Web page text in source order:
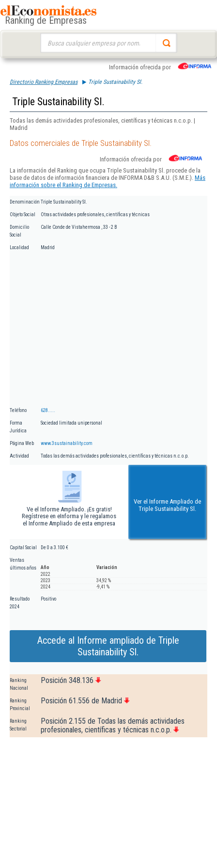
Ranking de Empresas
Información ofrecida por
Directorio Ranking Empresas Triple Sustainability Sl.
Triple Sustainability Sl.
Todas las demás actividades profesionales, científicas y técnicas n.c.o.p. |
Madrid
Datos comerciales de Triple Sustainability Sl.
Información ofrecida por
La información del Ranking que ocupa Triple Sustainability Sl. procede de la
base de datos de información financiera de INFORMA D&B S.A.U. (S.M.E.). Más
información sobre el Ranking de Empresas.
Denominación Triple Sustainability Sl.
Objeto Social Otras actividades profesionales, científicas y técnicas
Domicilio
Social
Calle Conde de Vistahermosa , 33 - 2 B
Localidad Madrid
Teléfono 628.....
Forma
Jurídica
Sociedad limitada unipersonal
Página Web www.3sustainability.com
Actividad Todas las demás actividades profesionales, científicas y técnicas n.c.o.p.
Ve el Informe Ampliado. ¡Es gratis!
Regístrese en eInforma y le regalamos
el Informe Ampliado de esta empresa
Ver el Informe Ampliado de
Triple Sustainability Sl.
Capital Social De 0 a 3.100 €
Ventas
últimos años
Año
Variación
2022
2023
34,92 %
2024
-9,41 %
Resultado
2024
Positivo
Accede al Informe ampliado de Triple
Sustainability Sl.
Ranking
Nacional
Posición 348.136
Ranking
Provincial
Posición 61.556 de Madrid
Ranking
Sectorial
Posición 2.155 de Todas las demás actividades
profesionales, científicas y técnicas n.c.o.p.